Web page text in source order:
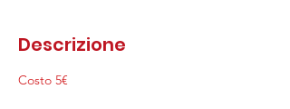
Descrizione
Costo 5€